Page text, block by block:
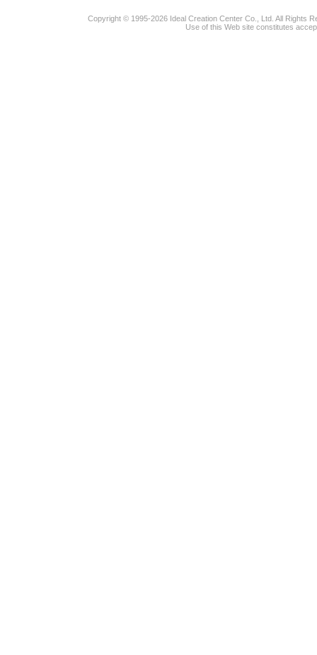
Copyright © 1995-2026 Ideal Creation Center Co., Ltd. All Rights
Use of this Web site constitutes